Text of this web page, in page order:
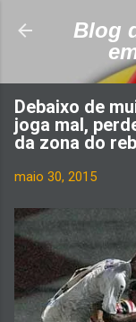
Blog
Debaixo de
joga mal,
da zona do
maio 30, 2015